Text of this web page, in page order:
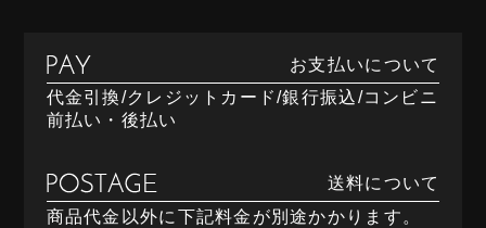
お支払いについて
代金引換/クレジットカード/銀行振込/コンビニ
前払い・後払い
送料について
商品代金以外に下記料金が別途かかります。